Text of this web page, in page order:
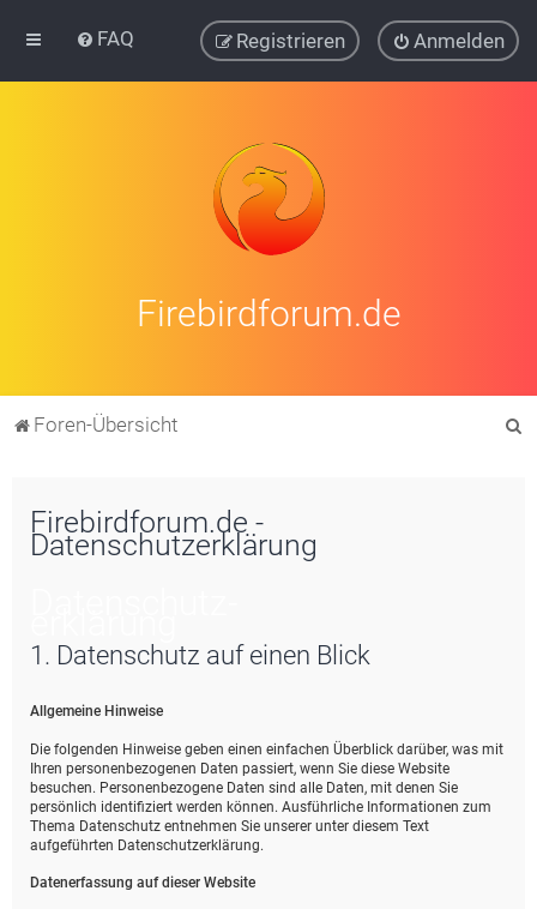
FAQ Anmelden
Registrieren
Firebirdforum.de
Foren-Übersicht
Firebirdforum.de -
Datenschutzerklärung
1. Datenschutz auf einen Blick
Allgemeine Hinweise
Die folgenden Hinweise geben einen einfachen Überblick darüber, was mit
Ihren personenbezogenen Daten passiert, wenn Sie diese Website
besuchen. Personenbezogene Daten sind alle Daten, mit denen Sie
persönlich identifiziert werden können. Ausführliche Informationen zum
Thema Datenschutz entnehmen Sie unserer unter diesem Text
aufgeführten Datenschutzerklärung.
Datenerfassung auf dieser Website